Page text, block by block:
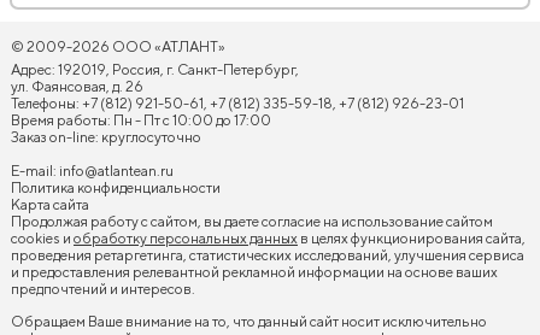
© 2009-2026 ООО «АТЛАНТ»
Адрес: 192019, Россия, г. Санкт-Петербург,
ул. Фаянсовая, д. 26
Телефоны: +7 (812) 921-50-61, +7 (812) 335-59-18, +7 (812) 926-23-01
Время работы: Пн - Пт с 10:00 до 17:00
Заказ on-line: круглосуточно
E-mail: info@atlantean.ru
Политика конфиденциальности
Карта сайта
Продолжая работу с сайтом, вы даете согласие на использование сайтом
cookies и обработку персональных данных в целях функционирования сайта,
проведения ретаргетинга, статистических исследований, улучшения сервиса
и предоставления релевантной рекламной информации на основе ваших
предпочтений и интересов.
Обращаем Ваше внимание на то, что данный сайт носит исключительно